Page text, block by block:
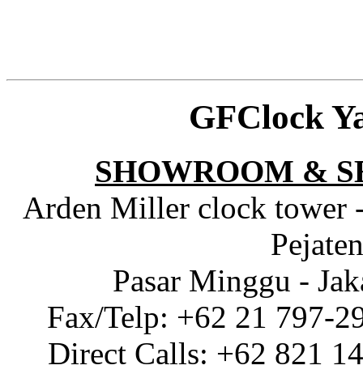
GFClock
SHOWROOM &
Arden Miller clock tower
Pasar Minggu -
Fax/Telp: +62 21 797-
Direct Calls: +62 821